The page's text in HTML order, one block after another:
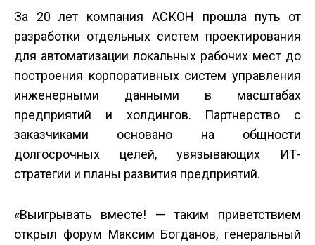
За 20 лет компания АСКОН прошла путь от
разработки отдельных систем проектирования
для автоматизации локальных рабочих мест до
построения корпоративных систем управления
инженерными данными в масштабах
предприятий и холдингов. Партнерство с
заказчиками основано на общности
долгосрочных целей, увязывающих ИТ­
стратегии и планы развития предприятий.
«Выигрывать вместе! — таким приветствием
открыл форум Максим Богданов, генеральный